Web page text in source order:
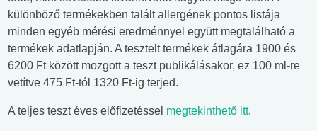
különböző termékekben talált allergének pontos listája
minden egyéb mérési eredménnyel együtt megtalálható a
termékek adatlapján. A tesztelt termékek átlagára 1900 és
6200 Ft között mozgott a teszt publikálásakor, ez 100 ml-re
vetítve 475 Ft-tól 1320 Ft-ig terjed.
A teljes teszt éves előfizetéssel megtekinthető itt.